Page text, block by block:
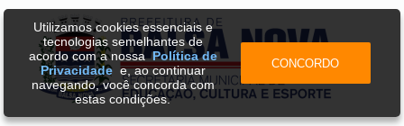
Utilizamos cookies essenciais e
tecnologias semelhantes de
acordo com a nossaPolítica de
Privacidadee, ao continuar
navegando, você concorda com
estas condições.
CONCORDO